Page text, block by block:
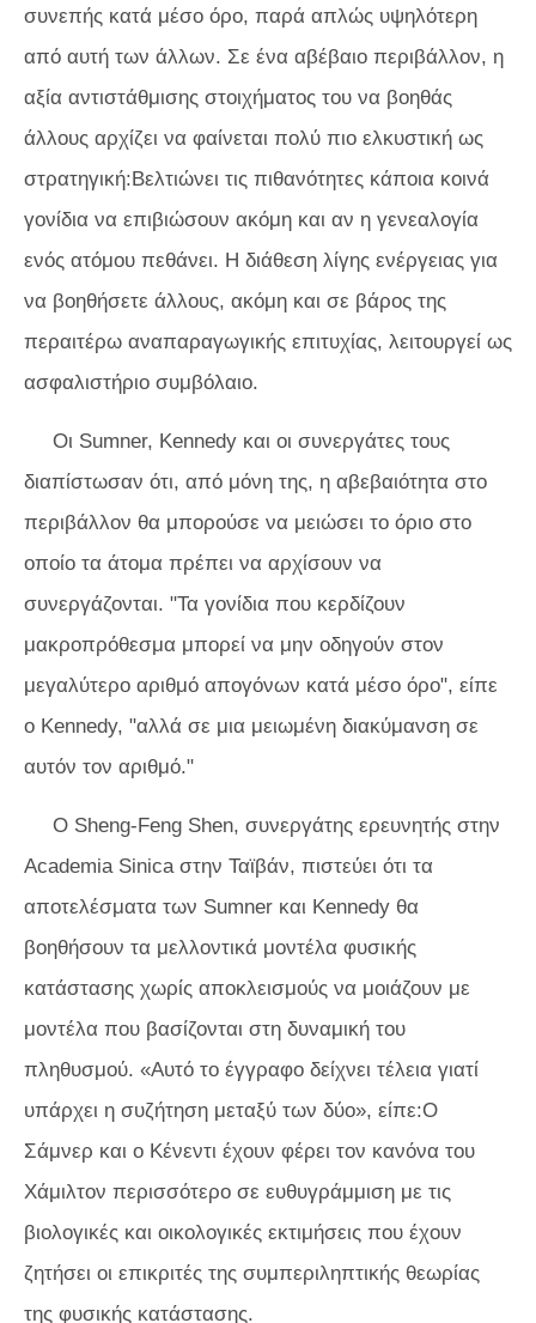
συνεπής κατά μέσο όρο, παρά απλώς υψηλότερη
από αυτή των άλλων. Σε ένα αβέβαιο περιβάλλον, η
αξία αντιστάθμισης στοιχήματος του να βοηθάς
άλλους αρχίζει να φαίνεται πολύ πιο ελκυστική ως
στρατηγική:Βελτιώνει τις πιθανότητες κάποια κοινά
γονίδια να επιβιώσουν ακόμη και αν η γενεαλογία
ενός ατόμου πεθάνει. Η διάθεση λίγης ενέργειας για
να βοηθήσετε άλλους, ακόμη και σε βάρος της
περαιτέρω αναπαραγωγικής επιτυχίας, λειτουργεί ως
ασφαλιστήριο συμβόλαιο.
Οι Sumner, Kennedy και οι συνεργάτες τους
διαπίστωσαν ότι, από μόνη της, η αβεβαιότητα στο
περιβάλλον θα μπορούσε να μειώσει το όριο στο
οποίο τα άτομα πρέπει να αρχίσουν να
συνεργάζονται. "Τα γονίδια που κερδίζουν
μακροπρόθεσμα μπορεί να μην οδηγούν στον
μεγαλύτερο αριθμό απογόνων κατά μέσο όρο", είπε
ο Kennedy, "αλλά σε μια μειωμένη διακύμανση σε
αυτόν τον αριθμό."
Ο Sheng-Feng Shen, συνεργάτης ερευνητής στην
Academia Sinica στην Ταϊβάν, πιστεύει ότι τα
αποτελέσματα των Sumner και Kennedy θα
βοηθήσουν τα μελλοντικά μοντέλα φυσικής
κατάστασης χωρίς αποκλεισμούς να μοιάζουν με
μοντέλα που βασίζονται στη δυναμική του
πληθυσμού. «Αυτό το έγγραφο δείχνει τέλεια γιατί
υπάρχει η συζήτηση μεταξύ των δύο», είπε:Ο
Σάμνερ και ο Κένεντι έχουν φέρει τον κανόνα του
Χάμιλτον περισσότερο σε ευθυγράμμιση με τις
βιολογικές και οικολογικές εκτιμήσεις που έχουν
ζητήσει οι επικριτές της συμπεριληπτικής θεωρίας
της φυσικής κατάστασης.